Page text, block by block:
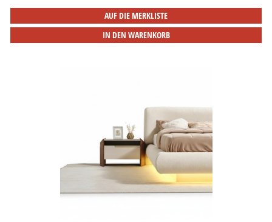
AUF DIE MERKLISTE
IN DEN WARENKORB